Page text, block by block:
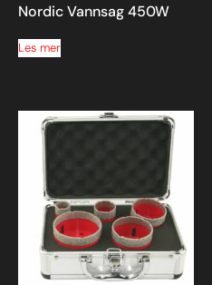
Nordic Vannsag 450W
Les mer